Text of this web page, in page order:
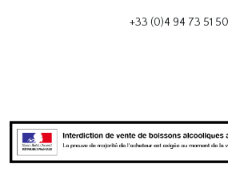
+33 (0)4 94 73 51 50